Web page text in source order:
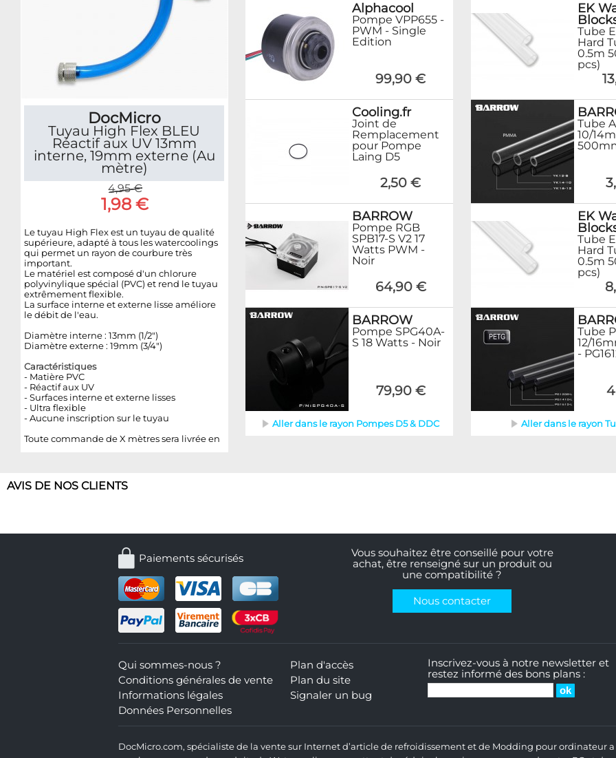
DocMicro
Tuyau High Flex BLEU
Réactif aux UV 13mm
interne, 19mm externe (Au
mètre)
4,95 €
1,98 €
Le tuyau High Flex est un tuyau de qualité
supérieure, adapté à tous les watercoolings
qui permet un rayon de courbure très
important.
Le matériel est composé d'un chlorure
polyvinylique spécial (PVC) et rend le tuyau
extrêmement flexible.
La surface interne et externe lisse améliore
le débit de l'eau.
Diamètre interne : 13mm (1/2")
Diamètre externe : 19mm (3/4")
Caractéristiques
- Matière PVC
- Réactif aux UV
- Surfaces interne et externe lisses
- Ultra flexible
- Aucune inscription sur le tuyau
Toute commande de X mètres sera livrée en
Alphacool
Pompe VPP655 -
PWM - Single
Edition
99,90 €
Cooling.fr
Joint de
Remplacement
pour Pompe
Laing D5
2,50 €
BARROW
Pompe RGB
SPB17-S V2 17
Watts PWM -
Noir
64,90 €
BARROW
Pompe SPG40A-
S 18 Watts - Noir
79,90 €
Aller dans le rayon Pompes D5 & DDC
EK
Tube
Hard
0.5m
pcs)
Tube
10/
EK
Tube
Hard
0.5m
pcs)
Tube
12/
-
Aller dans le rayon
AVIS DE NOS CLIENTS
Paiements sécurisés
Vous souhaitez être conseillé pour votre
achat, être renseigné sur un produit ou
une compatibilité ?
Nous contacter
Qui sommes-nous ?
Conditions générales de vente
Informations légales
Données Personnelles
Plan d'accès
Plan du site
Signaler un bug
Inscrivez-vous à notre newsletter et
restez informé des bons plans :
DocMicro.com, spécialiste de la vente sur Internet d’article de refroidissement et de Modding pour ordinateur